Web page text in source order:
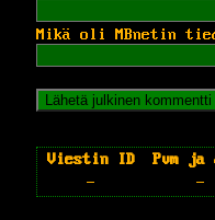
Mikä oli MBnetin
Viestin ID Pvm ja
-
-